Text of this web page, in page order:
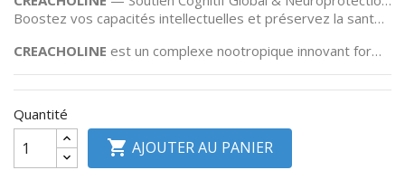
produits
Boostez vos capacités intellectuelles et préservez la santé de votre cerveau au quotidien.
CREACHOLINE est un complexe nootropique innovant formulé pour stimuler la mémoire, optimiser la concentration et protéger vos cellules cérébrales contre le vieillissement prématuré et le stress oxydatif.
Quantité
 AJOUTER AU PANIER